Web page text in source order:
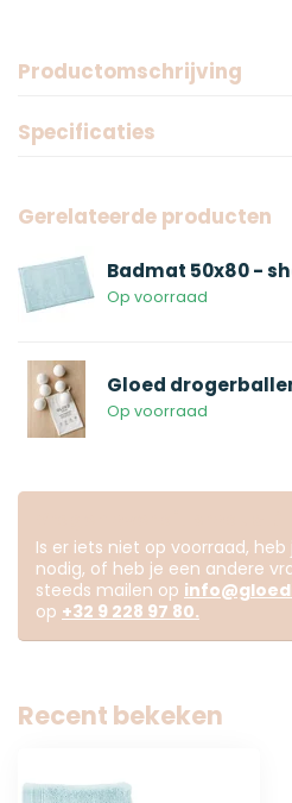
Productomschrijving
Specificaties
Gerelateerde producten
Badmat 50x80 -
Op voorraad
Gloed
Op voorraad
Is er iets niet op voorraad,
nodig, of heb je een andere
steeds mailen op
op +32 9 228 97 80.
Recent bekeken